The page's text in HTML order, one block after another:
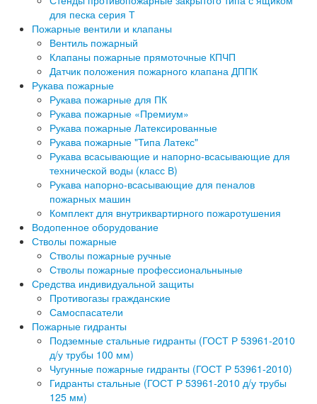
для песка серия Т
Пожарные вентили и клапаны
Вентиль пожарный
Клапаны пожарные прямоточные КПЧП
Датчик положения пожарного клапана ДППК
Рукава пожарные
Рукава пожарные для ПК
Рукава пожарные «Премиум»
Рукава пожарные Латексированные
Рукава пожарные "Типа Латекс"
Рукава всасывающие и напорно-всасывающие для
технической воды (класс В)
Рукава напорно-всасывающие для пеналов
пожарных машин
Комплект для внутриквартирного пожаротушения
Водопенное оборудование
Стволы пожарные
Стволы пожарные ручные
Стволы пожарные профессиональныные
Средства индивидуальной защиты
Противогазы гражданские
Самоспасатели
Пожарные гидранты
Подземные стальные гидранты (ГОСТ Р 53961-2010
д/у трубы 100 мм)
Чугунные пожарные гидранты (ГОСТ Р 53961-2010)
Гидранты стальные (ГОСТ Р 53961-2010 д/у трубы
125 мм)